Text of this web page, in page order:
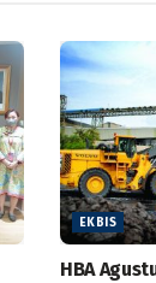
EKBIS
HBA